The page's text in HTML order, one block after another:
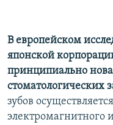
В европейском
японской
принципиально
стоматологических
зубов
электромагнитного